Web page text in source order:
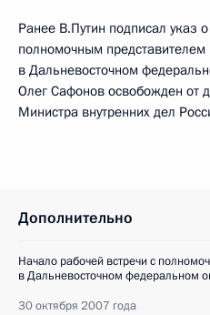
Ранее В.Путин подписал указ
полномочным представителем
в Дальневосточном
Олег Сафонов освобожден от
Министра внутренних дел
Дополнительно
Начало рабочей встречи с
в Дальневосточном федеральном
30 октября 2007 года